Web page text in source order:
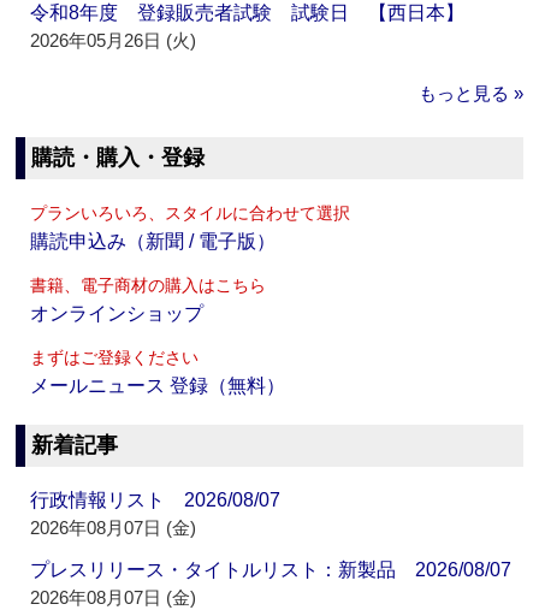
令和8年度 登録販売者試験 試験日 【西日本】
2026年05月26日 (火)
もっと見る »
購読・購入・登録
プランいろいろ、スタイルに合わせて選択
購読申込み（新聞 / 電子版）
書籍、電子商材の購入はこちら
オンラインショップ
まずはご登録ください
メールニュース 登録（無料）
新着記事
行政情報リスト 2026/08/07
2026年08月07日 (金)
プレスリリース・タイトルリスト：新製品 2026/08/07
2026年08月07日 (金)